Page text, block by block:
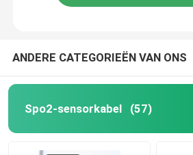
ANDERE CATEGORIEËN VAN ONS
Spo2-sensorkabel (57)